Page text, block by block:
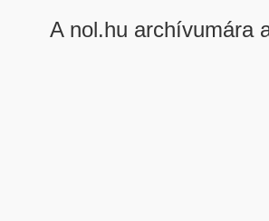
A nol.hu archívumára